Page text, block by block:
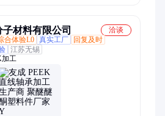
材料有限公司
洽谈
合体验L0 真实工厂
回复及时
江苏无锡
加工